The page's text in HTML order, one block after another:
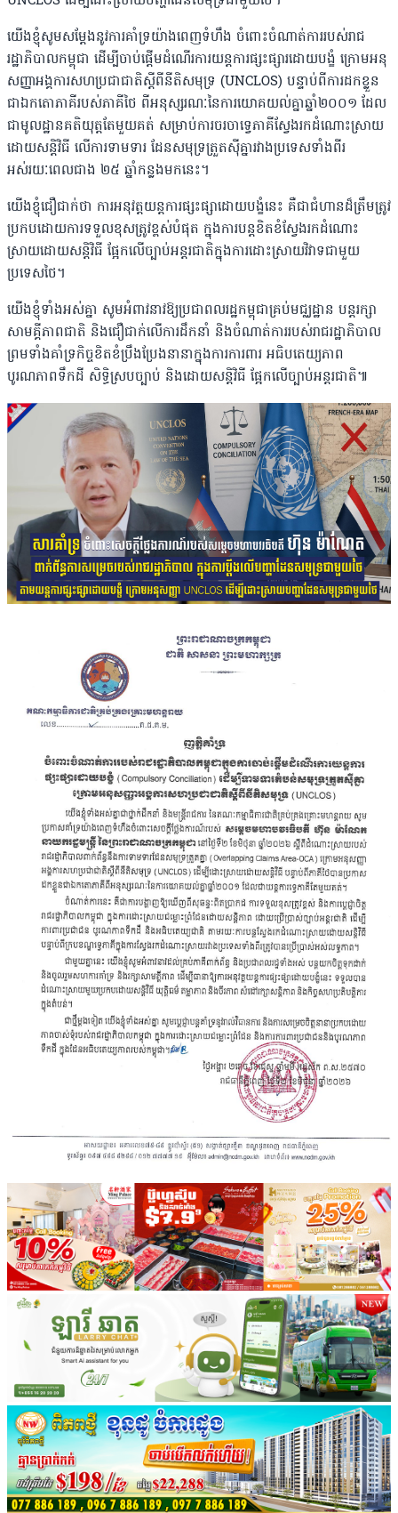
យើងខ្ញុំសូមសម្តែងនូវការគាំទ្រយ៉ាងពេញទំហឹង ចំពោះចំណាត់ការរបស់រាជ
រដ្ឋាភិបាលកម្ពុជា ដើម្បីចាប់ផ្តើមដំណើរការយន្តការផ្សះផ្សារដោយបង្ខំ ក្រោមអនុ
សញ្ញាអង្គការសហប្រជាជាតិស្តីពីនីតិសមុទ្រ (UNCLOS) បន្ទាប់ពីការដកខ្លួន
ជាឯកតោភាគីរបស់ភាគីថៃ ពីអនុស្សរណៈនៃការយោគយល់គ្នាឆ្នាំ២០០១ ដែល
ជាមូលដ្ឋានគតិយុត្តតែមួយគត់ សម្រាប់ការចរចាទ្វេភាគីស្វែងរកដំណោះស្រាយ
ដោយសន្តិវិធី លើការទាមទារ ដែនសមុទ្រត្រួតស៊ីគ្នារវាងប្រទេសទាំងពីរ
អស់រយៈពេលជាង ២៥ ឆ្នាំកន្លងមកនេះ។
យើងខ្ញុំជឿជាក់ថា ការអនុវត្តយន្តការផ្សះផ្សាដោយបង្ខំនេះ គឺជាជំហានដ៏ត្រឹមត្រូវ
ប្រកបដោយការទទួលខុសត្រូវខ្ពស់បំផុត ក្នុងការបន្តខិតខំស្វែងរកដំណោះ
ស្រាយដោយសន្តិវិធី ផ្អែកលើច្បាប់អន្តរជាតិក្នុងការដោះស្រាយវិវាទជាមួយ
ប្រទេសថៃ។
យើងខ្ញុំទាំងអស់គ្នា សូមអំពាវនាវឱ្យប្រជាពលរដ្ឋកម្ពុជាគ្រប់មជ្ឈដ្ឋាន បន្តរក្សា
សាមគ្គីភាពជាតិ និងជឿជាក់លើការដឹកនាំ និងចំណាត់ការរបស់រាជរដ្ឋាភិបាល
ព្រមទាំងគាំទ្រកិច្ចខិតខំប្រឹងប្រែងនានាក្នុងការការពារ អធិបតេយ្យភាព
បូរណភាពទឹកដី សិទ្ធិស្របច្បាប់ និងដោយសន្តិវិធី ផ្អែកលើច្បាប់អន្តរជាតិ៕